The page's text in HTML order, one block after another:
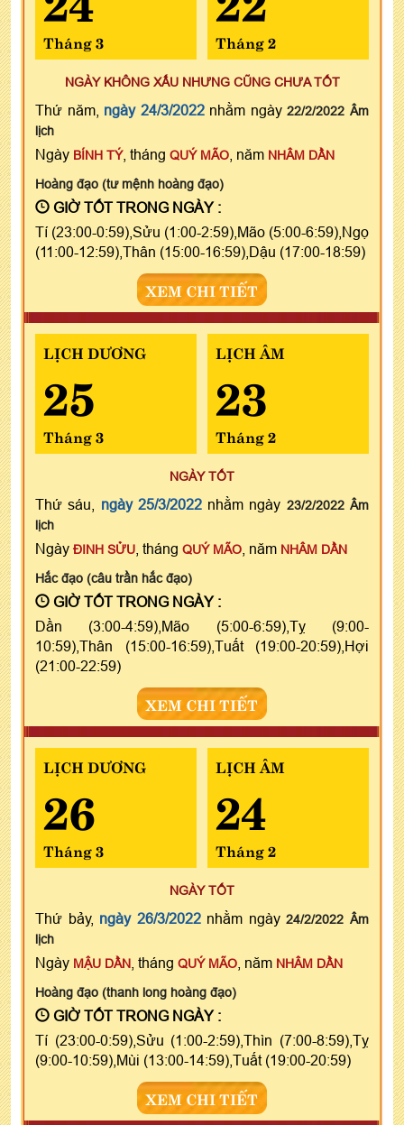
Tháng 3 Tháng 2
NGÀY KHÔNG XẤU NHƯNG CŨNG CHƯA TỐT
Thứ năm, ngày 24/3/2022nhằm ngày22/2/2022 Âm
lịch
Ngày BÍNH TÝ, tháng QUÝ MÃO , năm NHÂM DẦN
Hoàng đạo (tư mệnh hoàng đạo)
GIỜ TỐT TRONG NGÀY :
Tí (23:00-0:59),Sửu (1:00-2:59),Mão (5:00-6:59),Ngọ
(11:00-12:59),Thân (15:00-16:59),Dậu (17:00-18:59)
XEM CHI TIẾT
LỊCH DƯƠNG
25
Tháng 3
LỊCH ÂM
23
Tháng 2
NGÀY TỐT
Thứ sáu, ngày 25/3/2022nhằm ngày 23/2/2022 Âm
lịch
Ngày ĐINH SỬU , tháng QUÝ MÃO , năm NHÂM DẦN
Hắc đạo (câu trần hắc đạo)
GIỜ TỐT TRONG NGÀY :
Dần (3:00-4:59),Mão (5:00-6:59),Tỵ (9:00-
10:59),Thân (15:00-16:59),Tuất (19:00-20:59),Hợi
(21:00-22:59)
XEM CHI TIẾT
LỊCH DƯƠNG
26
Tháng 3
LỊCH ÂM
24
Tháng 2
NGÀY TỐT
Thứ bảy, ngày 26/3/2022nhằm ngày24/2/2022 Âm
lịch
Ngày MẬU DẦN , tháng QUÝ MÃO , năm NHÂM DẦN
Hoàng đạo (thanh long hoàng đạo)
GIỜ TỐT TRONG NGÀY :
Tí (23:00-0:59),Sửu (1:00-2:59),Thìn (7:00-8:59),Tỵ
(9:00-10:59),Mùi (13:00-14:59),Tuất (19:00-20:59)
XEM CHI TIẾT